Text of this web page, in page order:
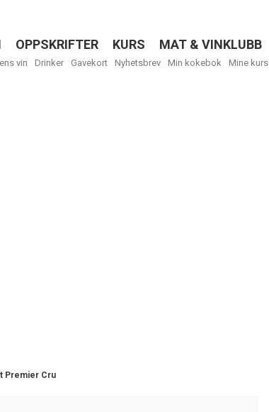
OPPSKRIFTER KURS MAT & VINKLUBB
vin Drinker Gavekort Nyhetsbrev Min kokebok Mine kurs
Premier Cru